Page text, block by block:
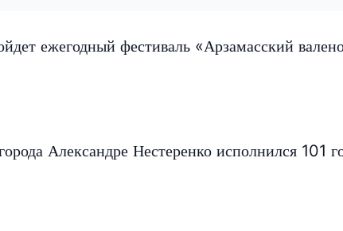
ежегодный фестиваль «Арзамасский
Александре Нестеренко исполнился 101